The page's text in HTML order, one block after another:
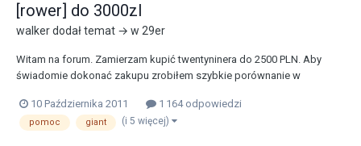
[rower] do 3000zl
walkerdodał temat → w 29er
Witam na forum. Zamierzam kupić twentyninera do 2500 PLN. Aby
świadomie dokonać zakupu zrobiłem szybkie porównanie w
wiem o MTB, ale na pierwszy rzut oka Cube wydaje się najbardziej
warty zakupu. Może to trochę wcześnie, bo więks...
10 Października 2011 1 164 odpowiedzi
pomoc giant (i 5 więcej)